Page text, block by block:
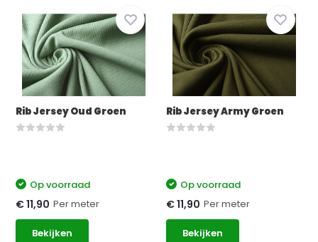
Rib Jersey Oud Groen
Op voorraad
€ 11,90 Per meter
Bekijken
Rib Jersey Army Groen
Op voorraad
€ 11,90 Per meter
Bekijken